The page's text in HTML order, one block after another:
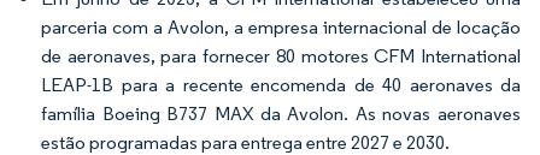
parceria com a Avolon, a empresa internacional de locação
de aeronaves, para fornecer 80 motores CFM International
LEAP-1B para a recente encomenda de 40 aeronaves da
família Boeing B737 MAX da Avolon. As novas aeronaves
estão programadas para entrega entre 2027 e 2030.